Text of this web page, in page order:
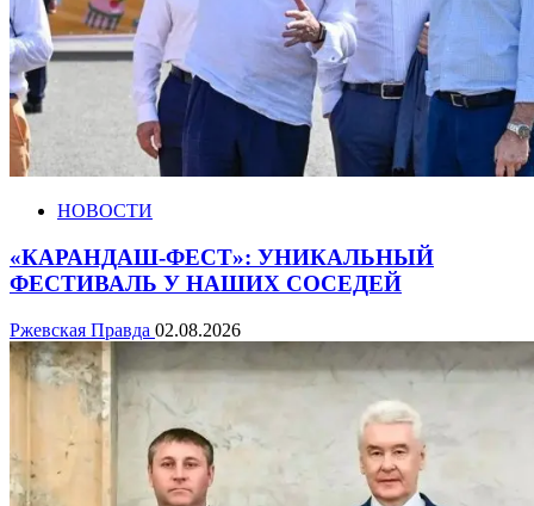
НОВОСТИ
«КАРАНДАШ-ФЕСТ»: УНИКАЛЬНЫЙ
ФЕСТИВАЛЬ У НАШИХ СОСЕДЕЙ
Ржевская Правда 02.08.2026